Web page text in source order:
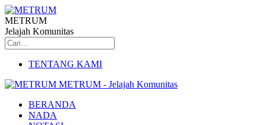
METRUM
Jelajah Komunitas
TENTANG KAMI
METRUM - Jelajah Komunitas
BERANDA
NADA